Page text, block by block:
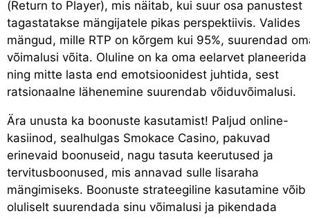
(Return to Player), mis näitab, kui suur osa panustest
tagastatakse mängijatele pikas perspektiivis. Valides
mängud, mille RTP on kõrgem kui 95%, suurendad
võimalusi võita. Oluline on ka oma eelarvet planeerida
ning mitte lasta end emotsioonidest juhtida, sest
ratsionaalne lähenemine suurendab võiduvõimalusi.
Ära unusta ka boonuste kasutamist! Paljud online-
kasiinod, sealhulgas Smokace Casino, pakuvad
erinevaid boonuseid, nagu tasuta keerutused ja
tervitusboonused, mis annavad sulle lisaraha
mängimiseks. Boonuste strateegiline kasutamine võib
oluliselt suurendada sinu võimalusi ja pikendada